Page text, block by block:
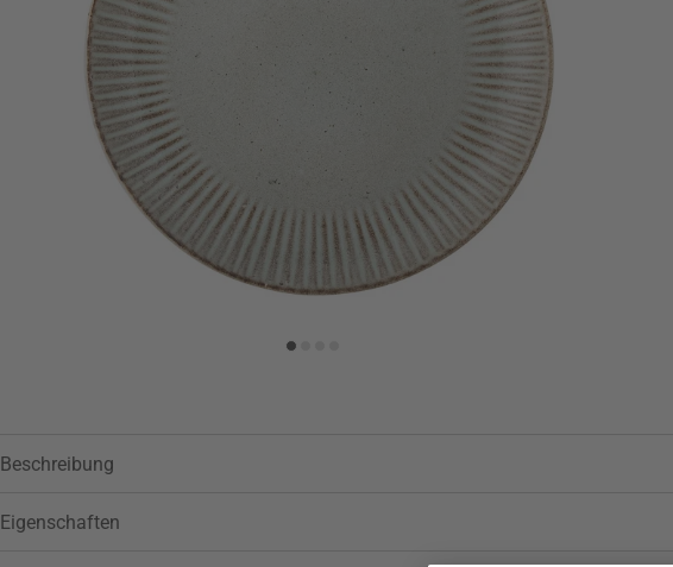
Wunschliste hinzufügen
Beschreibung
Eigenschaften